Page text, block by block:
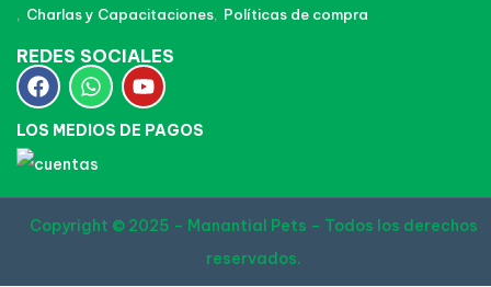
Charlas y Capacitaciones
Políticas de compra
REDES SOCIALES
LOS MEDIOS DE PAGOS
Copyright © 2025 – Manantial Pets – Todos los derechos
reservados.